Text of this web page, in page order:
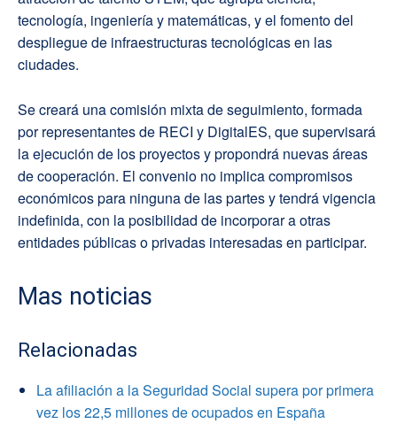
tecnología, ingeniería y matemáticas, y el fomento del
despliegue de infraestructuras tecnológicas en las
ciudades.
Se creará una comisión mixta de seguimiento, formada
por representantes de RECI y DigitalES, que supervisará
la ejecución de los proyectos y propondrá nuevas áreas
de cooperación. El convenio no implica compromisos
económicos para ninguna de las partes y tendrá vigencia
indefinida, con la posibilidad de incorporar a otras
entidades públicas o privadas interesadas en participar.
Mas noticias
Relacionadas
La afiliación a la Seguridad Social supera por primera
vez los 22,5 millones de ocupados en España